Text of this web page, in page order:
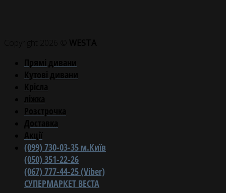
(099) 730-03-35 м.Київ
(050) 351-22-26
(067) 777-44-25 (Viber)
СУПЕРМАРКЕТ ВЕСТА